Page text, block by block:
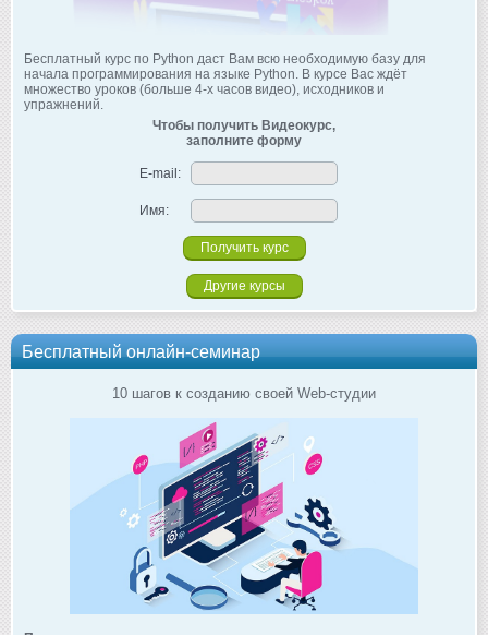
Бесплатный курс по Python даст Вам всю необходимую базу для
начала программирования на языке Python. В курсе Вас ждёт
множество уроков (больше 4-х часов видео), исходников и
упражнений.
Чтобы получить Видеокурс,
заполните форму
E-mail:
Имя:
Другие курсы
Бесплатный онлайн-семинар
10 шагов к созданию своей Web-студии